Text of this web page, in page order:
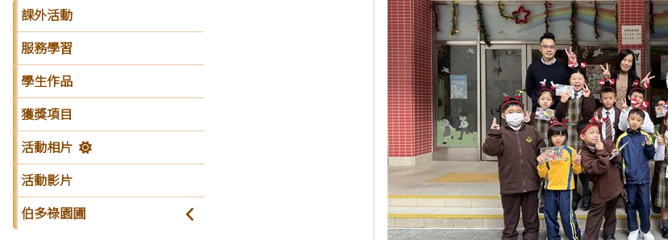
課外活動
服務學習
學生作品
獲獎項目
活動相片
活動影片
伯多祿園圃